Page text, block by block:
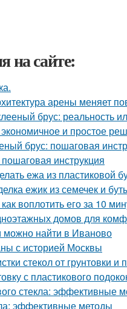
на сайте:
арены меняет
брус: реальность
и простое
брус: пошаговая
инструкция
ежа из пластиковой
ежик из семечек и
воплотить его за 10
домов для
можно найти в Иваново
с историей Москвы
стекол от грунтовки и
с пластикового
стекла: эффективные
эффективные методы